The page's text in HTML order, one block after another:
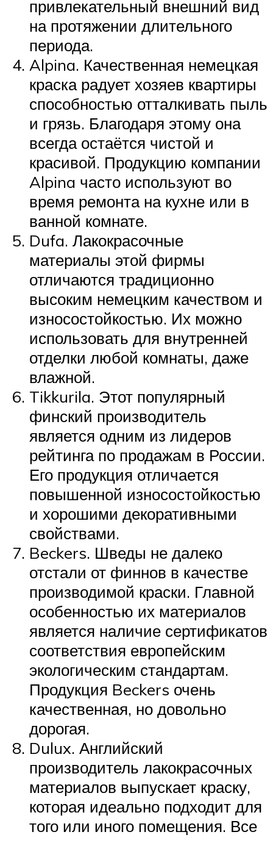
привлекательный внешний вид
на протяжении длительного
периода.
Alpina. Качественная немецкая
краска радует хозяев квартиры
способностью отталкивать пыль
и грязь. Благодаря этому она
всегда остаётся чистой и
красивой. Продукцию компании
Alpina часто используют во
время ремонта на кухне или в
ванной комнате.
Dufa. Лакокрасочные
материалы этой фирмы
отличаются традиционно
высоким немецким качеством и
износостойкостью. Их можно
использовать для внутренней
отделки любой комнаты, даже
влажной.
Tikkurila. Этот популярный
финский производитель
является одним из лидеров
рейтинга по продажам в России.
Его продукция отличается
повышенной износостойкостью
и хорошими декоративными
свойствами.
Beckers. Шведы не далеко
отстали от финнов в качестве
производимой краски. Главной
особенностью их материалов
является наличие сертификатов
соответствия европейским
экологическим стандартам.
Продукция Beckers очень
качественная, но довольно
дорогая.
Dulux. Английский
производитель лакокрасочных
материалов выпускает краску,
которая идеально подходит для
того или иного помещения. Все